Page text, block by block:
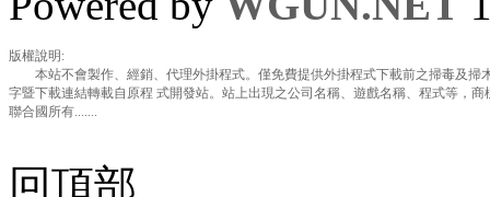
版權說明:
本站不會製作、經銷、代理外掛程式。僅免費提供外掛程式下載前之掃毒及掃
字暨下載連結轉載自原程 式開發站。站上出現之公司名稱、遊戲名稱、程式等，
聯合國所有.......
回頂部